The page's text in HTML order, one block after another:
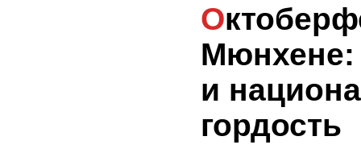
Октоберфест в
и
гордость